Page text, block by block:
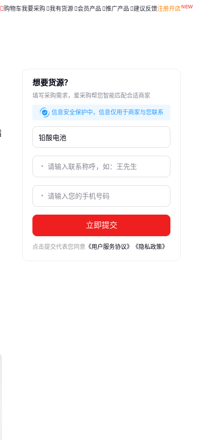
购物车我要采购 我有货源 会员产品 推广产品 建议反馈注册开店
想要货源？
填写采购需求，爱采购帮您智能匹配合适商家
信息安全保护中，信息仅用于商家与您联系
立即提交
点击提交代表您同意 《用户服务协议》 《隐私政策》